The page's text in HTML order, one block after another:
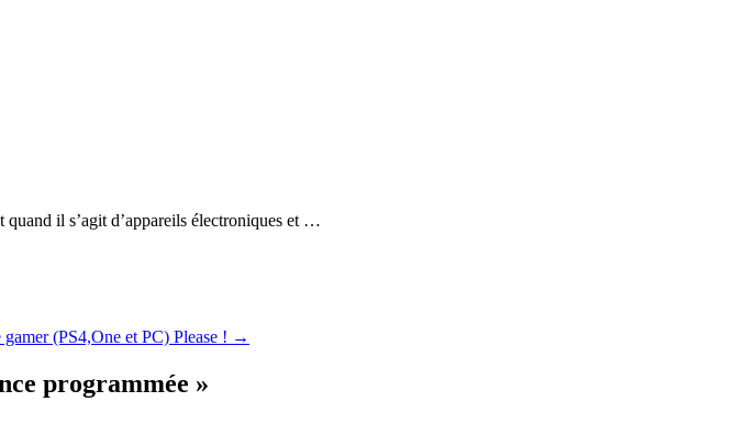
il s’agit d’appareils électroniques et …
gamer (PS4,One et PC) Please ! →
programmée »